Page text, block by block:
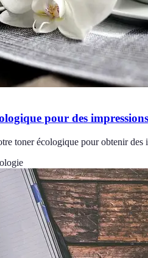
pour des
toner écologique pour obtenir